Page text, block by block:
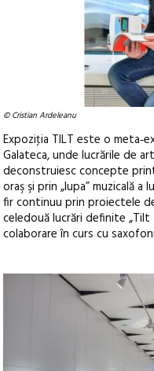
© Cristian Ardeleanu
Expoziţia TILT este o
Galateca, unde lucrările de
deconstruiesc concepte
oraş şi prin „lupa” muzicală a
fir continuu prin proiectele
celedouă lucrări definite
colaborare în curs cu